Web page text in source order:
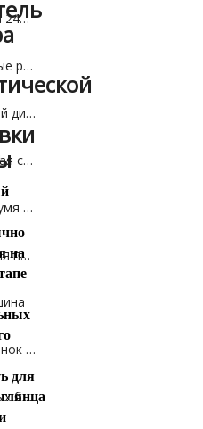
Сегменты для резки мрамора 24*7,5*10 мм для Ирана
24*7,4/6,6*15/20 мм гранитные режущие сегменты для Пакистана
14-дюймовый/350-мм пильный диск для резки гранита
4-дюймовая алмазная влажная сухая полировальная подушка для гранита и мрамора
Гравировальный станок с двумя головками (2D)
Многоголовочная машина для профилирования колонн
Инфракрасный мостовой станок для резки
Сегменты для резки гранитных блоков длиной 2 м для индийского рынка
на
для